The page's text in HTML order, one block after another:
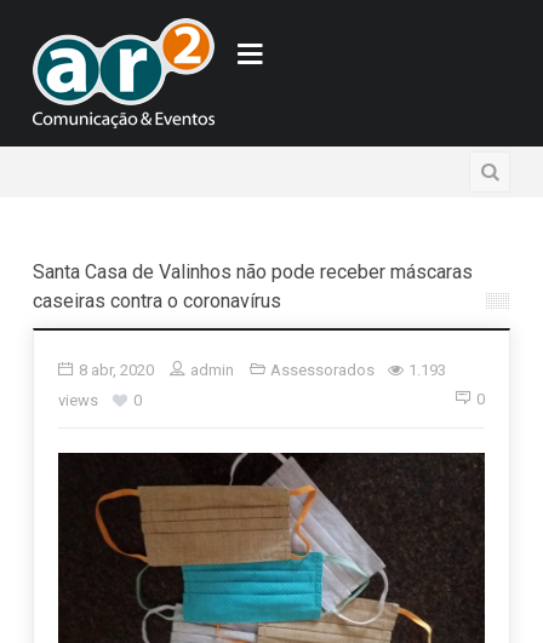
Santa Casa de Valinhos não pode receber máscaras
caseiras contra o coronavírus
8 abr, 2020 admin Assessorados
1.193
views
0 0